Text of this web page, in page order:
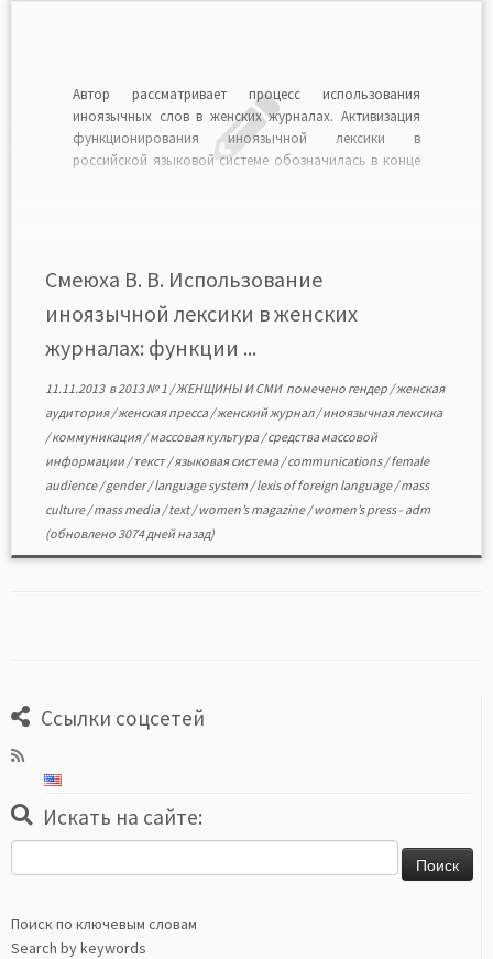
Автор рассматривает процесс использования
иноязычных слов в женских журналах. Активизация
функционирования иноязычной лексики в
российской языковой системе обозначилась в конце
оказывать широкое воздействие на […]
Смеюха В. В. Использование
иноязычной лексики в женских
журналах: функции ...
11.11.2013в2013 № 1 /ЖЕНЩИНЫ И СМИ помечено гендер /женская
аудитория/женская пресса/женский журнал/иноязычная лексика
/коммуникация/массовая культура/средства массовой
информации /текст/языковая система/communications/female
audience/gender/language system /lexis of foreign language/mass
culture/mass media/text/women’s magazine/women’s press- adm
(обновлено 3074 дней назад)
Ссылки соцсетей
Искать на сайте:
Поиск по ключевым словам
Search by keywords